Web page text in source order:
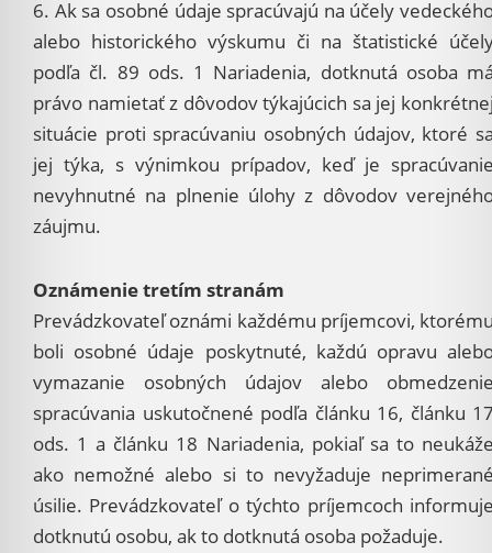
6. Ak sa osobné údaje spracúvajú na účely
alebo historického výskumu či na štatistické
podľa čl. 89 ods. 1 Nariadenia, dotknutá osoba
právo namietať z dôvodov týkajúcich sa jej
situácie proti spracúvaniu osobných údajov, ktoré
jej týka, s výnimkou prípadov, keď je
nevyhnutné na plnenie úlohy z dôvodov
záujmu.
Oznámenie tretím stranám
Prevádzkovateľ oznámi každému príjemcovi,
boli osobné údaje poskytnuté, každú opravu
vymazanie osobných údajov alebo
spracúvania uskutočnené podľa článku 16, článku
ods. 1 a článku 18 Nariadenia, pokiaľ sa to
ako nemožné alebo si to nevyžaduje
úsilie. Prevádzkovateľ o týchto príjemcoch
dotknutú osobu, ak to dotknutá osoba požaduje.